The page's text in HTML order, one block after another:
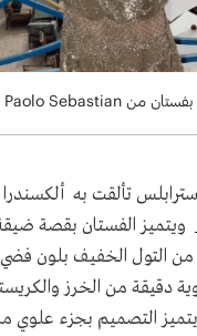
تألقت به ألكسندرا
ويتميز الفستان بقصة
من التول الخفيف بلون
دقيقة من الخرز
يتميز التصميم بجزء علوي